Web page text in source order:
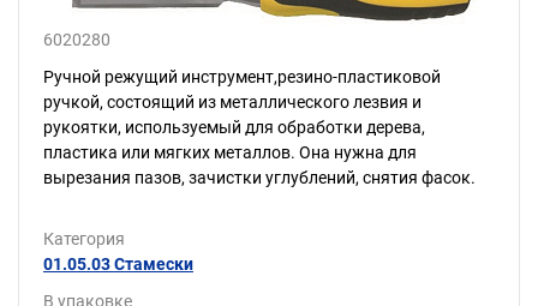
6020280
Ручной режущий инструмент,резино-пластиковой
ручкой, состоящий из металлического лезвия и
рукоятки, используемый для обработки дерева,
пластика или мягких металлов. Она нужна для
вырезания пазов, зачистки углублений, снятия фасок.
Категория
01.05.03 Стамески
В упаковке